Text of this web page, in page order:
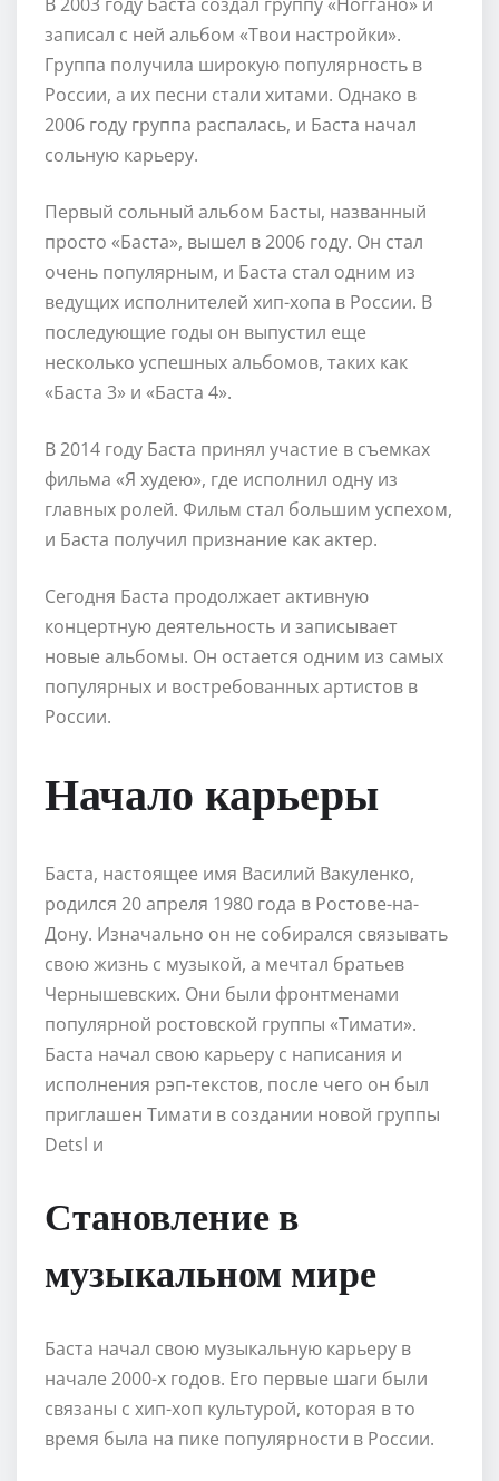
записал с ней альбом «Твои настройки».
Группа получила широкую популярность в
России, а их песни стали хитами. Однако в
2006 году группа распалась, и Баста начал
сольную карьеру.
Первый сольный альбом Басты, названный
просто «Баста», вышел в 2006 году. Он стал
очень популярным, и Баста стал одним из
ведущих исполнителей хип-хопа в России. В
последующие годы он выпустил еще
несколько успешных альбомов, таких как
«Баста 3» и «Баста 4».
В 2014 году Баста принял участие в съемках
фильма «Я худею», где исполнил одну из
главных ролей. Фильм стал большим успехом,
и Баста получил признание как актер.
Сегодня Баста продолжает активную
концертную деятельность и записывает
новые альбомы. Он остается одним из самых
популярных и востребованных артистов в
России.
Начало карьеры
Баста, настоящее имя Василий Вакуленко,
родился 20 апреля 1980 года в Ростове-на-
Дону. Изначально он не собирался связывать
свою жизнь с музыкой, а мечтал братьев
Чернышевских. Они были фронтменами
популярной ростовской группы «Тимати».
Баста начал свою карьеру с написания и
исполнения рэп-текстов, после чего он был
приглашен Тимати в создании новой группы
Detsl и
Становление в
музыкальном мире
Баста начал свою музыкальную карьеру в
начале 2000-х годов. Его первые шаги были
связаны с хип-хоп культурой, которая в то
время была на пике популярности в России.